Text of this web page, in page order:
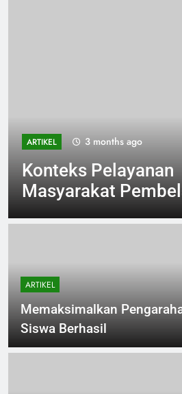
ARTIKEL 3 months ago
Konteks Pelayanan
Masyarakat
ARTIKEL
Memaksimalkan
Siswa Berhasil